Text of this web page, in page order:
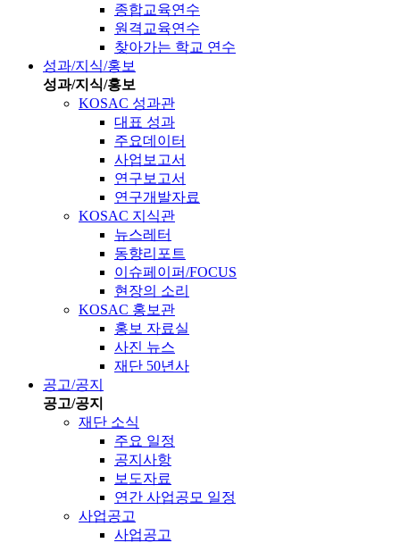
종합교육연수
원격교육연수
찾아가는 학교 연수
성과/지식/홍보
성과/지식/홍보
KOSAC 성과관
대표 성과
주요데이터
사업보고서
연구보고서
연구개발자료
KOSAC 지식관
뉴스레터
동향리포트
이슈페이퍼/FOCUS
현장의 소리
KOSAC 홍보관
홍보 자료실
사진 뉴스
재단 50년사
공고/공지
공고/공지
재단 소식
주요 일정
공지사항
보도자료
연간 사업공모 일정
사업공고
사업공고